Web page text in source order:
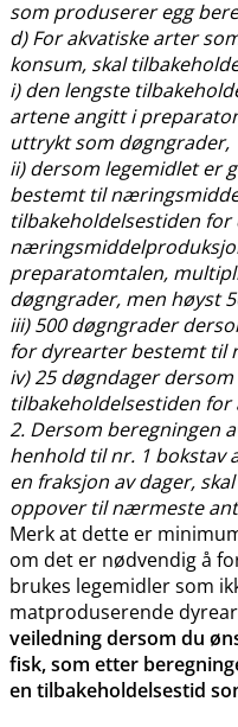
som produserer egg
d) For akvatiske arter
konsum, skal
i) den lengste
artene angitt i
uttrykt som døgngrader,
ii) dersom legemidlet er
bestemt til
tilbakeholdelsestiden
preparatomtalen,
døgngrader, men høyst
iii) 500 døgngrader
for dyrearter bestemt til
iv) 25 døgndager
tilbakeholdelsestiden
2. Dersom beregningen
henhold til nr. 1 bokstav
en fraksjon av dager,
oppover til nærmeste
Merk at dette er
om det er nødvendig å
brukes legemidler som
matproduserende
veiledning dersom du
fisk, som etter
en tilbakeholdelsestid